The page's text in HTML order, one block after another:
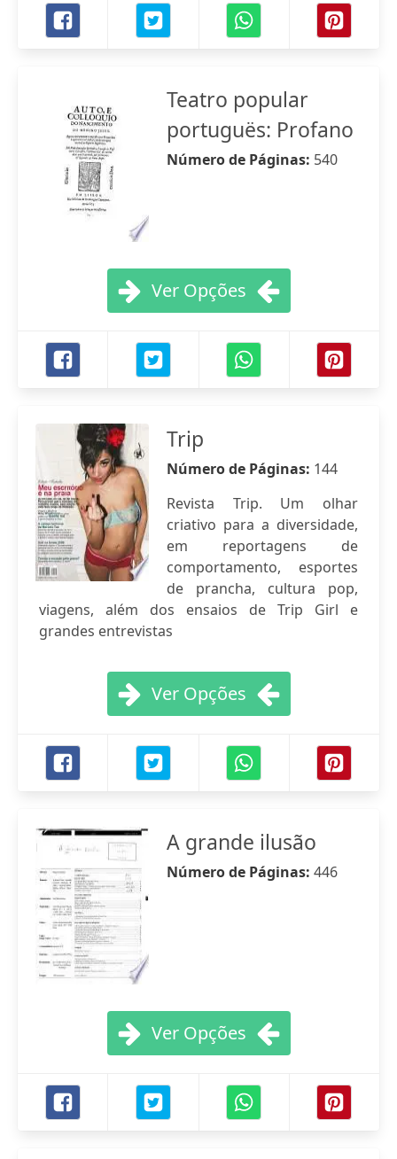
Teatro popular
portuguës: Profano
Número de Páginas: 540
Ver Opções
Trip
Número de Páginas: 144
Revista Trip. Um olhar
criativo para a diversidade,
em reportagens de
comportamento, esportes
de prancha, cultura pop,
viagens, além dos ensaios de Trip Girl e
grandes entrevistas
Ver Opções
A grande ilusão
Número de Páginas: 446
Ver Opções